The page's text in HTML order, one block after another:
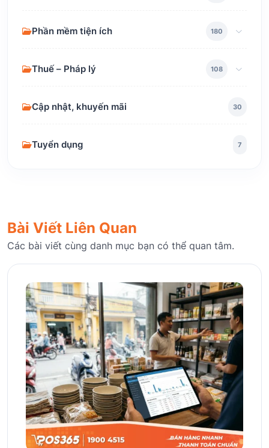
Phần mềm tiện ích 180
Thuế – Pháp lý 108
Cập nhật, khuyến mãi 30
Tuyển dụng 7
Bài Viết Liên Quan
Các bài viết cùng danh mục bạn có thể quan tâm.